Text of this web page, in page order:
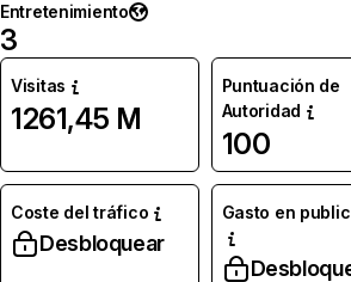
Entretenimiento
3
Visitas
1261,45 M
Puntuación de
Autoridad
100
Coste del tráfico
Desbloquear
Gasto en